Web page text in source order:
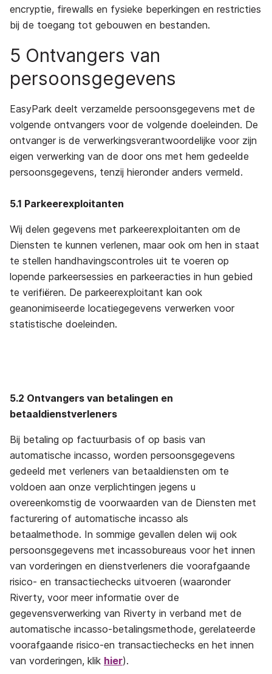
encryptie, firewalls en fysieke beperkingen en restricties
bij de toegang tot gebouwen en bestanden.
5 Ontvangers van
persoonsgegevens
EasyPark deelt verzamelde persoonsgegevens met de
volgende ontvangers voor de volgende doeleinden. De
ontvanger is de verwerkingsverantwoordelijke voor zijn
eigen verwerking van de door ons met hem gedeelde
persoonsgegevens, tenzij hieronder anders vermeld.
5.1 Parkeerexploitanten
Wij delen gegevens met parkeerexploitanten om de
Diensten te kunnen verlenen, maar ook om hen in staat
te stellen handhavingscontroles uit te voeren op
lopende parkeersessies en parkeeracties in hun gebied
te verifiëren. De parkeerexploitant kan ook
geanonimiseerde locatiegegevens verwerken voor
statistische doeleinden.
5.2 Ontvangers van betalingen en
betaaldienstverleners
Bij betaling op factuurbasis of op basis van
automatische incasso, worden persoonsgegevens
gedeeld met verleners van betaaldiensten om te
voldoen aan onze verplichtingen jegens u
overeenkomstig de voorwaarden van de Diensten met
facturering of automatische incasso als
betaalmethode. In sommige gevallen delen wij ook
persoonsgegevens met incassobureaus voor het innen
van vorderingen en dienstverleners die voorafgaande
risico- en transactiechecks uitvoeren (waaronder
Riverty, voor meer informatie over de
gegevensverwerking van Riverty in verband met de
automatische incasso-betalingsmethode, gerelateerde
voorafgaande risico-en transactiechecks en het innen
van vorderingen, klik hier).